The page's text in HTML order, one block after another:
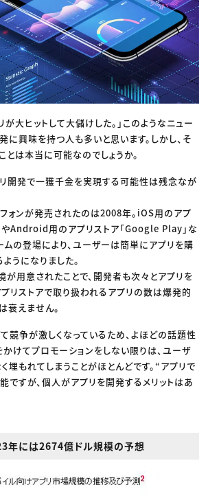
が大ヒットして大儲けした。」このようなニュー
に興味を持つ人も多いと思います。しかし、そ
とは本当に可能なのでしょうか。
開発で一獲千金を実現する可能性は残念なが
ォンが発売されたのは2008年。iOS用のアプ
やAndroid用のアプリストア「Google Play」な
ムの登場により、ユーザーは簡単にアプリを購
うになりました。
が用意されたことで、開発者も次々とアプリを
プリストアで取り扱われるアプリの数は爆発的
衰えません。
競争が激しくなっているため、よほどの話題性
けてプロモーションをしない限りは、ユーザ
埋もれてしまうことがほとんどです。“アプリで
すが、個人がアプリを開発するメリットはあ
年には2674億ドル規模の予想